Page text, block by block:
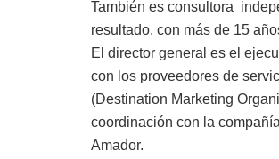
También es consultora
resultado, con más de 15
El director general es el
con los proveedores de
(Destination Marketing
coordinación con la
Amador.